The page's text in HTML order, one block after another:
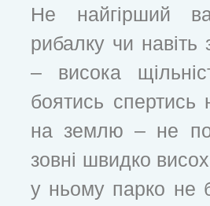
Не найгірший
рибалку чи навіть
– висока
боятись спертись
на землю – не
зовні швидко
у ньому парко не